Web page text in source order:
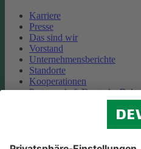
Karriere
Presse
Das sind wir
Vorstand
Unternehmensberichte
Standorte
Kooperationen
Partnerschaft Deutsche Bahn